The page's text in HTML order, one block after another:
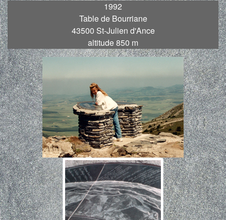
1992
Table de Bourriane
43500 St-Julien d'Ance
altitude 850 m